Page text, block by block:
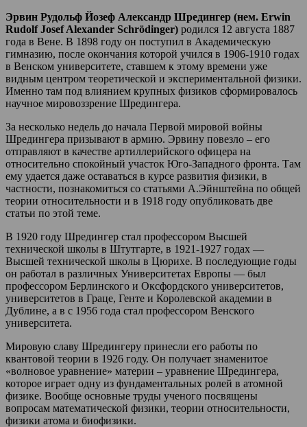
Эрвин Рудольф Йозеф Александр Шредингер (нем. Erwin
Rudolf Josef Alexander Schrödinger) родился 12 августа 1887
года в Вене. В 1898 году он поступил в Академическую
гимназию, после окончания которой учился в 1906-1910 годах
в Венском университете, ставшем к этому времени уже
видным центром теоретической и экспериментальной физики.
Именно там под влиянием крупных физиков сформировалось
научное мировоззрение Шредингера.
За несколько недель до начала Первой мировой войны
Шредингера призывают в армию. Эрвину повезло – его
отправляют в качестве артиллерийского офицера на
относительно спокойный участок Юго-Западного фронта. Там
ему удается даже оставаться в курсе развития физики, в
частности, познакомиться со статьями А.Эйнштейна по общей
теории относительности и в 1918 году опубликовать две
статьи по этой теме.
В 1920 году Шредингер стал профессором Высшей
технической школы в Штутгарте, в 1921-1927 годах —
Высшей технической школы в Цюрихе. В последующие годы
он работал в различных Университетах Европы — был
профессором Берлинского и Оксфордского университетов,
университетов в Граце, Генте и Королевской академии в
Дублине, а в с 1956 года стал профессором Венского
университета.
Мировую славу Шредингеру принесли его работы по
квантовой теории в 1926 году. Он получает знаменитое
«волновое уравнение» материи – уравнение Шредингера,
которое играет одну из фундаментальных ролей в атомной
физике. Вообще основные труды ученого посвящены
вопросам математической физики, теории относительности,
физики атома и биофизики.